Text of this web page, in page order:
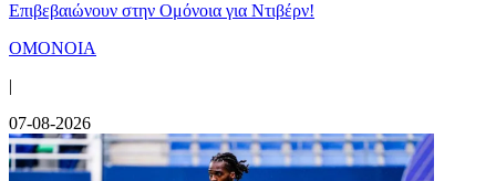
Επιβεβαιώνουν στην Ομόνοια για Ντιβέρν!
ΟΜΟΝΟΙΑ
|
07-08-2026